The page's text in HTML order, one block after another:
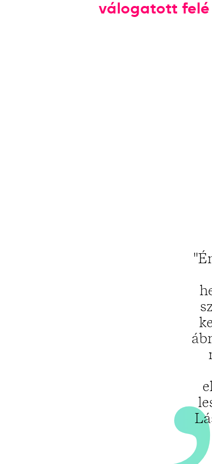
válogatott felé